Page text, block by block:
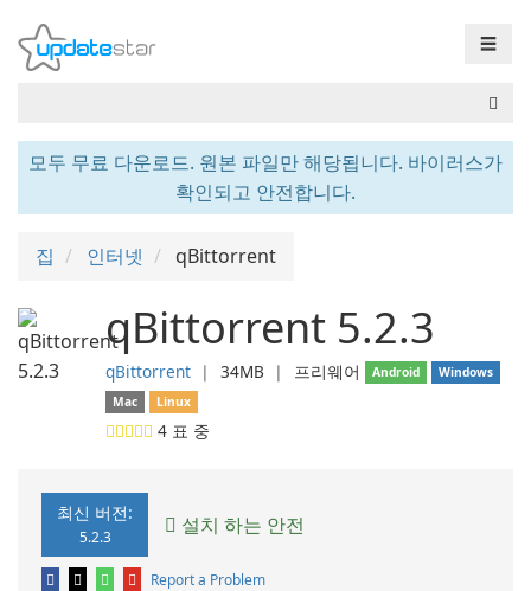
☰
모두 무료 다운로드. 원본 파일만 해당됩니다. 바이러스가
확인되고 안전합니다.
집 인터넷 qBittorrent
qBittorrent 5.2.3
qBittorrent ❘ 34MB ❘ 프리웨어 Android
Windows
Mac
Linux
4 표 중
최신 버전:
5.2.3 설치 하는 안전
Report a Problem